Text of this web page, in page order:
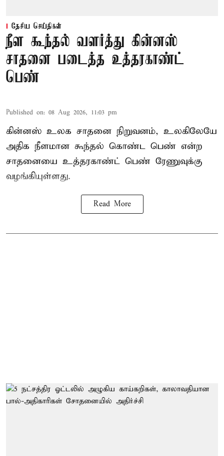
தேசிய செய்திகள்
நீள கூந்தல் வளர்த்து கின்னஸ்
சாதனை படைத்த உத்தரகாண்ட்
பெண்
Published on: 08 Aug 2026, 11:03 pm
கின்னஸ் உலக சாதனை நிறுவனம், உலகிலேயே
அதிக நீளமான கூந்தல் கொண்ட பெண் என்ற
சாதனையை உத்தரகாண்ட் பெண் ரேணுவுக்கு
வழங்கியுள்ளது.
Read More